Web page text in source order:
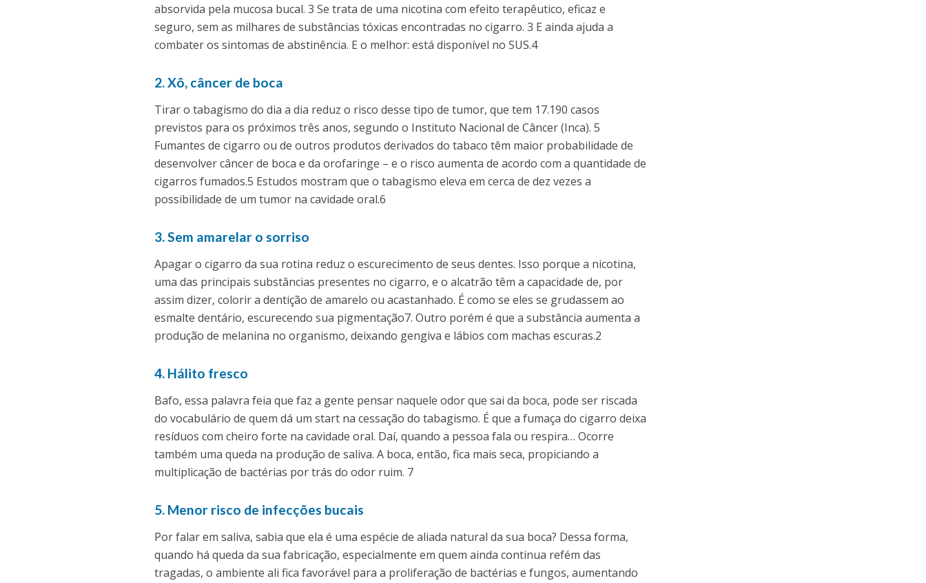
absorvida pela mucosa bucal. 3 Se trata de uma nicotina com efeito terapêutico, eficaz e
seguro, sem as milhares de substâncias tóxicas encontradas no cigarro. 3 E ainda ajuda a
combater os sintomas de abstinência. E o melhor: está disponível no SUS.4
2. Xô, câncer de boca
Tirar o tabagismo do dia a dia reduz o risco desse tipo de tumor, que tem 17.190 casos
previstos para os próximos três anos, segundo o Instituto Nacional de Câncer (Inca). 5
Fumantes de cigarro ou de outros produtos derivados do tabaco têm maior probabilidade de
desenvolver câncer de boca e da orofaringe – e o risco aumenta de acordo com a quantidade de
cigarros fumados.5 Estudos mostram que o tabagismo eleva em cerca de dez vezes a
possibilidade de um tumor na cavidade oral.6
3. Sem amarelar o sorriso
Apagar o cigarro da sua rotina reduz o escurecimento de seus dentes. Isso porque a nicotina,
uma das principais substâncias presentes no cigarro, e o alcatrão têm a capacidade de, por
assim dizer, colorir a dentição de amarelo ou acastanhado. É como se eles se grudassem ao
esmalte dentário, escurecendo sua pigmentação7. Outro porém é que a substância aumenta a
produção de melanina no organismo, deixando gengiva e lábios com machas escuras.2
4. Hálito fresco
Bafo, essa palavra feia que faz a gente pensar naquele odor que sai da boca, pode ser riscada
do vocabulário de quem dá um start na cessação do tabagismo. É que a fumaça do cigarro deixa
resíduos com cheiro forte na cavidade oral. Daí, quando a pessoa fala ou respira… Ocorre
também uma queda na produção de saliva. A boca, então, fica mais seca, propiciando a
multiplicação de bactérias por trás do odor ruim. 7
5. Menor risco de infecções bucais
Por falar em saliva, sabia que ela é uma espécie de aliada natural da sua boca? Dessa forma,
quando há queda da sua fabricação, especialmente em quem ainda continua refém das
tragadas, o ambiente ali fica favorável para a proliferação de bactérias e fungos, aumentando